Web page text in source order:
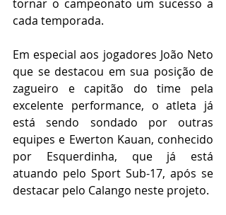
tornar o campeonato um sucesso a
cada temporada.
Em especial aos jogadores João Neto
que se destacou em sua posição de
zagueiro e capitão do time pela
excelente performance, o atleta já
está sendo sondado por outras
equipes e Ewerton Kauan, conhecido
por Esquerdinha, que já está
atuando pelo Sport Sub-17, após se
destacar pelo Calango neste projeto.